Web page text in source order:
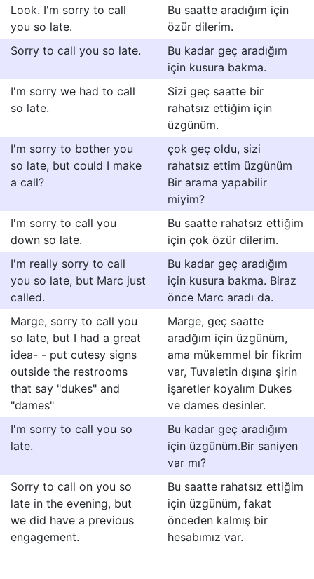
Look. I'm sorry to call
you so late.
Bu saatte aradığım için
özür dilerim.
Sorry to call you so late.
Bu kadar geç aradığım
için kusura bakma.
I'm sorry we had to call
so late.
Sizi geç saatte bir
rahatsız ettiğim için
üzgünüm.
I'm sorry to bother you
so late, but could I make
a call?
çok geç oldu, sizi
rahatsız ettim üzgünüm
Bir arama yapabilir
miyim?
I'm sorry to call you
down so late.
Bu saatte rahatsız ettiğim
için çok özür dilerim.
I'm really sorry to call
you so late, but Marc just
called.
Bu kadar geç aradığım
için kusura bakma. Biraz
önce Marc aradı da.
Marge, sorry to call you
so late, but I had a great
idea- - put cutesy signs
outside the restrooms
that say "dukes" and
"dames"
Marge, geç saatte
aradğım için üzgünüm,
ama mükemmel bir fikrim
var, Tuvaletin dışına şirin
işaretler koyalım Dukes
ve dames desinler.
I'm sorry to call you so
late.
Bu kadar geç aradığım
için üzgünüm.Bir saniyen
var mı?
Sorry to call on you so
late in the evening, but
we did have a previous
engagement.
Bu saatte rahatsız ettiğim
için üzgünüm, fakat
önceden kalmış bir
hesabımız var.